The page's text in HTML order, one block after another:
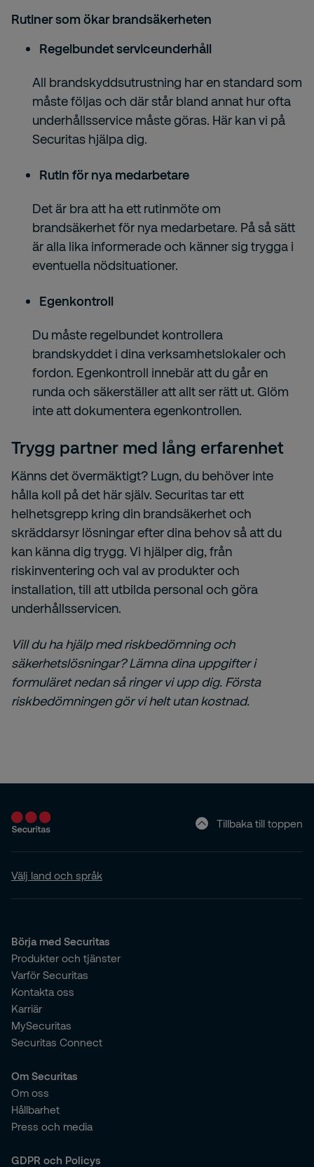
Rutiner som ökar brandsäkerheten
Regelbundet serviceunderhåll
All brandskyddsutrustning har en standard som
måste följas och där står bland annat hur ofta
underhållsservice måste göras. Här kan vi på
Securitas hjälpa dig.
Rutin för nya medarbetare
Det är bra att ha ett rutinmöte om
brandsäkerhet för nya medarbetare. På så sätt
är alla lika informerade och känner sig trygga i
eventuella nödsituationer.
Egenkontroll
Du måste regelbundet kontrollera
brandskyddet i dina verksamhetslokaler och
fordon. Egenkontroll innebär att du går en
runda och säkerställer att allt ser rätt ut. Glöm
inte att dokumentera egenkontrollen.
Trygg partner med lång erfarenhet
Känns det övermäktigt? Lugn, du behöver inte
hålla koll på det här själv. Securitas tar ett
helhetsgrepp kring din brandsäkerhet och
skräddarsyr lösningar efter dina behov så att du
kan känna dig trygg. Vi hjälper dig, från
riskinventering och val av produkter och
installation, till att utbilda personal och göra
underhållsservicen.
Vill du ha hjälp med riskbedömning och
säkerhetslösningar? Lämna dina uppgifter i
formuläret nedan så ringer vi upp dig. Första
riskbedömningen gör vi helt utan kostnad.
Tillbaka till toppen
Välj land och språk
Börja med Securitas
Produkter och tjänster
Varför Securitas
Kontakta oss
Karriär
MySecuritas
Securitas Connect
Om Securitas
Om oss
Hållbarhet
Press och media
GDPR och Policys